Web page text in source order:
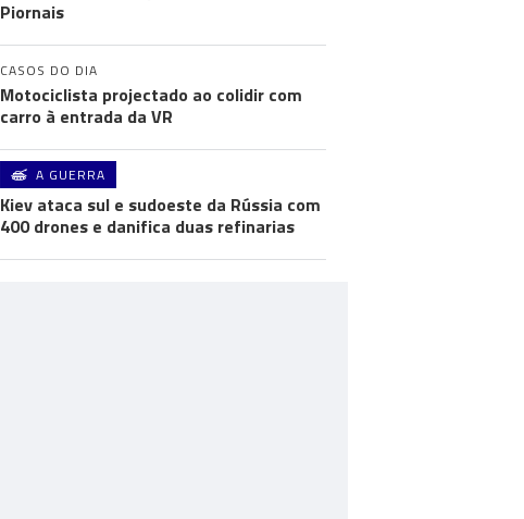
Piornais
CASOS DO DIA
Motociclista projectado ao colidir com
carro à entrada da VR
A GUERRA
Kiev ataca sul e sudoeste da Rússia com
400 drones e danifica duas refinarias